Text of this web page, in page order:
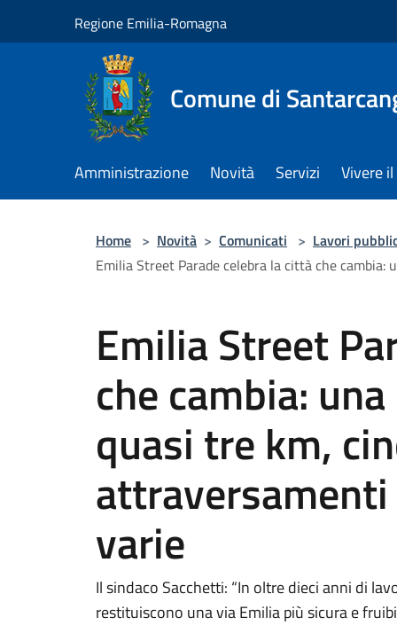
Regione Emilia-Romagna
Comune di
Amministrazione Novità Servizi Vivere
Home > Novità > Comunicati > Lavori
Emilia Street Parade celebra la città che
Emilia Street
che cambia:
quasi tre km,
varie
Il sindaco Sacchetti: “In oltre dieci anni di
restituiscono una via Emilia più sicura e